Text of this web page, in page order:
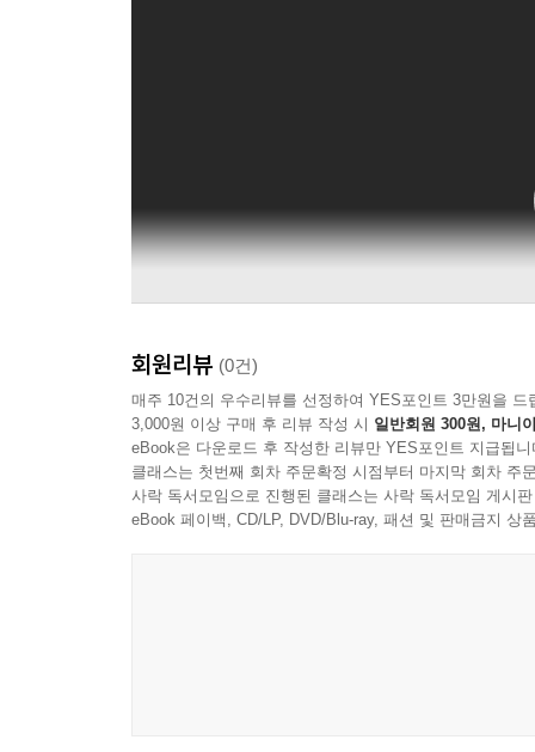
회원리뷰 (0건)
매주 10건의 우수리뷰를 선정하여 YES포인트 3만원을 드
3,000원 이상 구매 후 리뷰 작성 시 일반회원 300원, 마니
eBook은 다운로드 후 작성한 리뷰만 YES포인트 지급됩니
클래스는 첫번째 회차 주문확정 시점부터 마지막 회차 주
사락 독서모임으로 진행된 클래스는 사락 독서모임 게시
eBook 페이백, CD/LP, DVD/Blu-ray, 패션 및 판매금지 상